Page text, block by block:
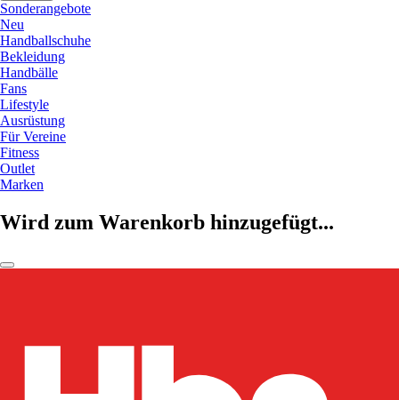
Sonderangebote
Neu
Handballschuhe
Bekleidung
Handbälle
Fans
Lifestyle
Ausrüstung
Für Vereine
Fitness
Outlet
Marken
Wird zum Warenkorb hinzugefügt...